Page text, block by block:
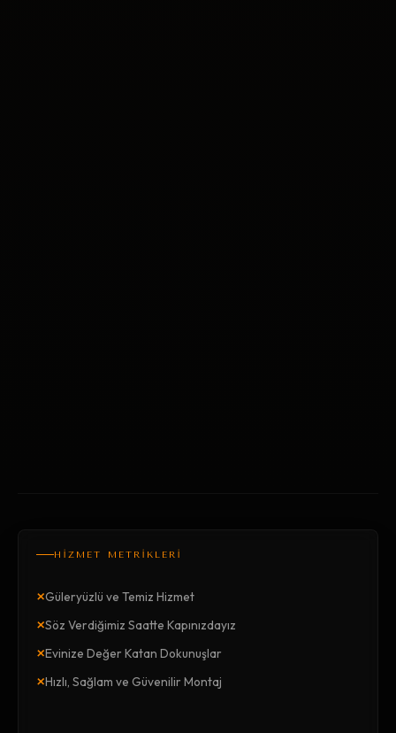
HİZMET METRİKLERİ
×Güleryüzlü ve Temiz Hizmet
×Söz Verdiğimiz Saatte Kapınızdayız
×Evinize Değer Katan Dokunuşlar
×Hızlı, Sağlam ve Güvenilir Montaj